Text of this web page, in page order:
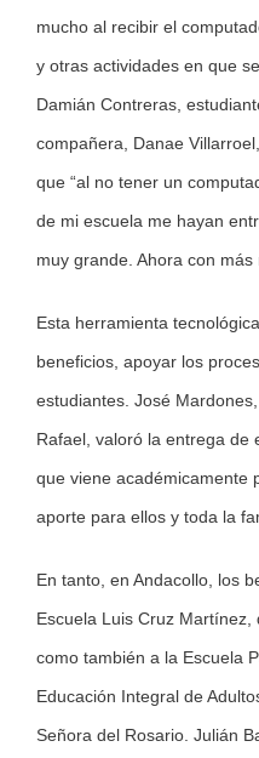
mucho al recibir el
y otras actividades en que
Damián Contreras,
compañera, Danae
que “al no tener un
de mi escuela me hayan
muy grande. Ahora con más
Esta herramienta
beneficios, apoyar los
estudiantes. José
Rafael, valoró la entrega de
que viene académicamente
aporte para ellos y toda la
En tanto, en Andacollo, los
Escuela Luis Cruz
como también a la Escuela
Educación Integral de
Señora del Rosario. Julián